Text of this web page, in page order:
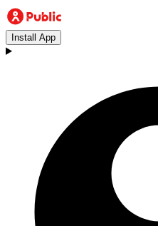
Install App